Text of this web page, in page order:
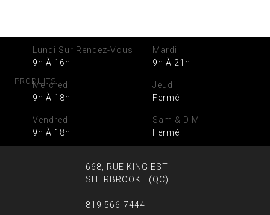
PRODUITS
Lundi Sur Rendez-Vous
9h À 16h
Mardi
9h À 21h
Mercredi
9h À 18h
Jeudi
Fermé
Vendredi
9h À 18h
Sam & DIM
Fermé
668, RUE KING EST
SHERBROOKE (QC)
819 566-7444